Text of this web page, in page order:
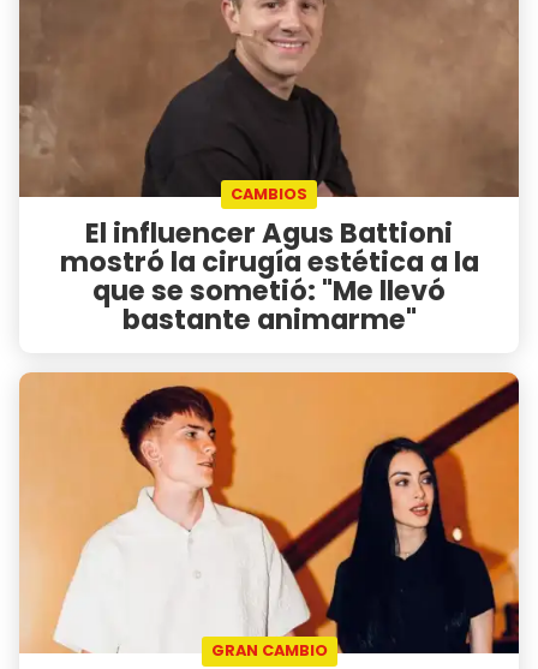
CAMBIOS
El influencer Agus Battioni
mostró la cirugía estética a la
que se sometió: "Me llevó
bastante animarme"
GRAN CAMBIO